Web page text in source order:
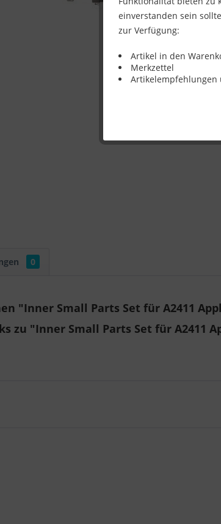
0
"Inner Small Parts Set für A2411
zu "Inner Small Parts Set für A2411
einverstanden sein
zur Verfügung:
Artikel in den
Merkzettel
Artikelempfehlungen